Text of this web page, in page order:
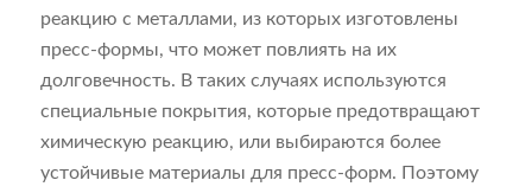
реакцию с металлами, из которых изготовлены
пресс-формы, что может повлиять на их
долговечность. В таких случаях используются
специальные покрытия, которые предотвращают
химическую реакцию, или выбираются более
устойчивые материалы для пресс-форм. Поэтому